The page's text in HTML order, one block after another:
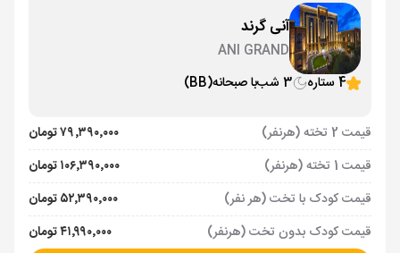
آنی گرند
ANI GRAND
4 ستاره
3 شب با صبحانه(BB)
قیمت 2 تخته (هرنفر)
۷۹٬۳۹۰٬۰۰۰ تومان
قیمت 1 تخته (هرنفر)
۱۰۶٬۳۹۰٬۰۰۰ تومان
قیمت کودک با تخت (هر نفر)
۵۲٬۳۹۰٬۰۰۰ تومان
قیمت کودک بدون تخت (هرنفر)
۴۱٬۹۹۰٬۰۰۰ تومان